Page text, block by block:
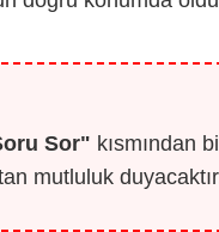
Sor" kısmından
mutluluk